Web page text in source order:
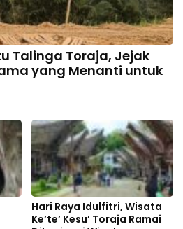
Talinga Toraja, Jejak
yang Menanti untuk
Hari Raya Idulfitri, Wisata
Ke’te’ Kesu’ Toraja Ramai